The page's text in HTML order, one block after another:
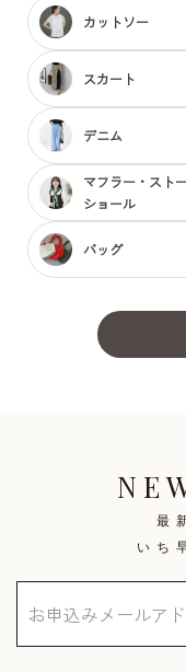
カットソー
スカート
デニム
マフラー・スト
ショール
バッグ
最
いち